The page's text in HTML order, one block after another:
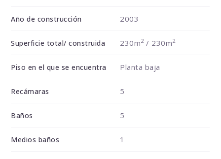
Año de construcción 2003
Superficie total/ construida 230m2/ 230m2
Piso en el que se encuentra Planta baja
Recámaras 5
Baños 5
Medios baños 1